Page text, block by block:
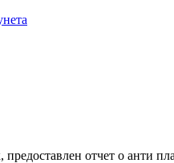
отчет о анти